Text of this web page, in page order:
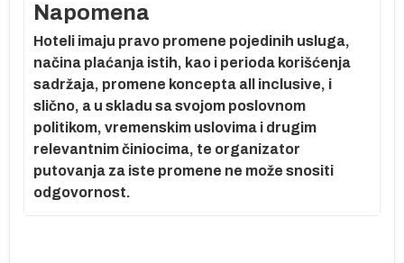
Napomena
Hoteli imaju pravo promene pojedinih usluga,
načina plaćanja istih, kao i perioda korišćenja
sadržaja, promene koncepta all inclusive, i
slično, a u skladu sa svojom poslovnom
politikom, vremenskim uslovima i drugim
relevantnim činiocima, te organizator
putovanja za iste promene ne može snositi
odgovornost.